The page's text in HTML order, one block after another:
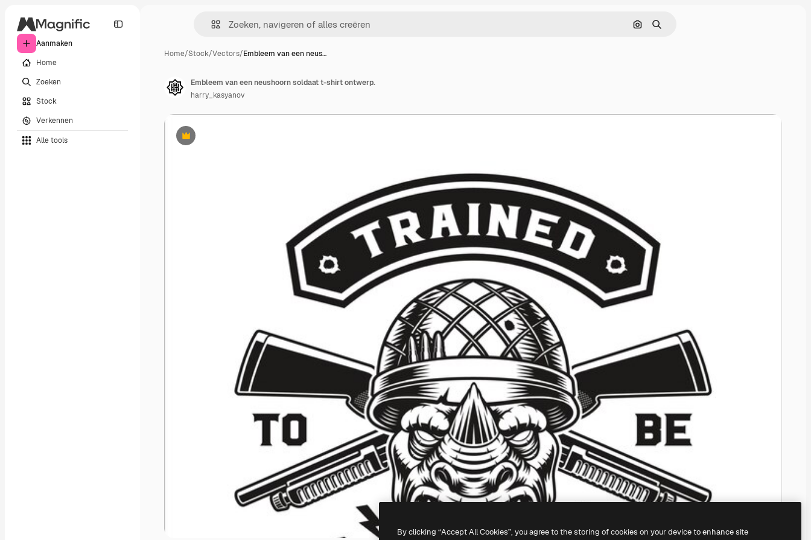
Aanmaken
Home
Zoeken
Stock
Verkennen
Alle tools
Zoeken op afbeelding
Zoeken
Home/Stock/Vectors/Embleem van een neus…
Premium
Embleem van een neushoorn soldaat t-shirt ontwerp.
harry_kasyanov
By clicking “Accept All Cookies”, you agree to the storing of cookies on your device to enhance site